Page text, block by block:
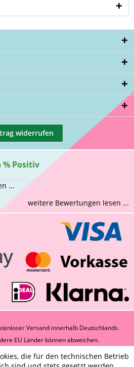
widerrufen
% Positiv
...
weitere Bewertungen lesen ...
Versand innerhalb Deutschlands.
EU Länder können abweichen.
die für den technischen Betrieb